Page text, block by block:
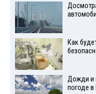
Как
Дожди и
погоде